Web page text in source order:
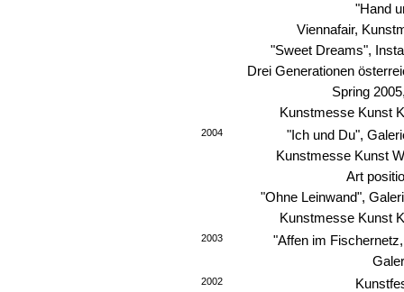
"Hand
Viennafair,
"Sweet Dreams",
Drei Generationen
Spring
Kunstmesse Kunst
2004
"Ich und Du",
Kunstmesse Kunst
Art
"Ohne Leinwand",
Kunstmesse Kunst
2003
"Affen im
2002